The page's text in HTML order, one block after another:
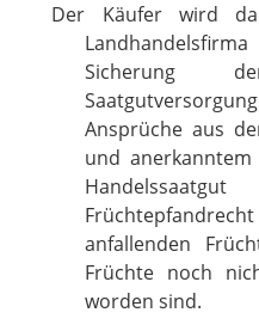
Der Käufer wird
Sicherung
Ansprüche aus
und
anfallenden
Früchte noch
worden sind.